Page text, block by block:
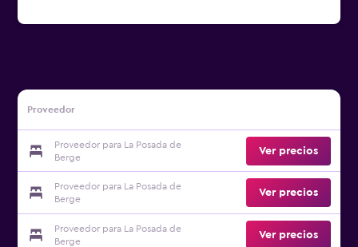
Proveedor
Proveedor para La Posada de
Berge
Ver precios
Proveedor para La Posada de
Berge
Ver precios
Proveedor para La Posada de
Berge
Ver precios